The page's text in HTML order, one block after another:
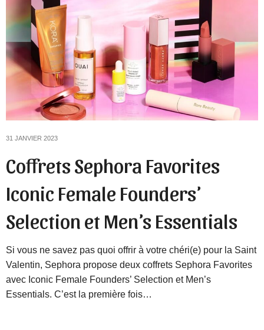
31 JANVIER 2023
Coffrets Sephora Favorites
Iconic Female Founders’
Selection et Men’s Essentials
Si vous ne savez pas quoi offrir à votre chéri(e) pour la Saint
Valentin, Sephora propose deux coffrets Sephora Favorites
avec Iconic Female Founders’ Selection et Men’s
Essentials. C’est la première fois…